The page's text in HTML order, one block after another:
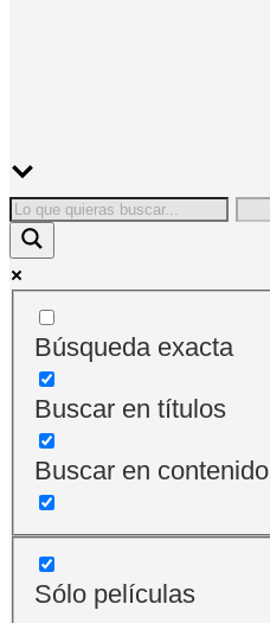
Búsqueda exacta
Buscar en títulos
Buscar en contenido
Sólo películas